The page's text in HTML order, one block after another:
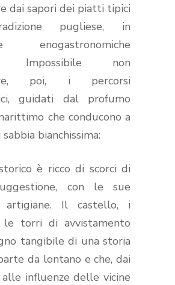
dai sapori dei piatti tipici
pugliese, in
enogastronomiche
Impossibile non
poi, i percorsi
guidati dal profumo
che conducono a
bianchissima:
è ricco di scorci di
con le sue
artigiane. Il castello, i
le torri di avvistamento
tangibile di una storia
da lontano e che, dai
influenze delle vicine